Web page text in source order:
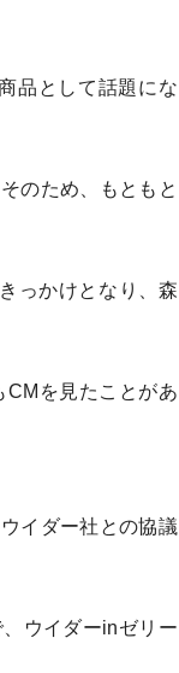
品として話題にな
のため、もともと
っかけとなり、森
CMを見たことがあ
イダー社との協議
ウイダーinゼリー